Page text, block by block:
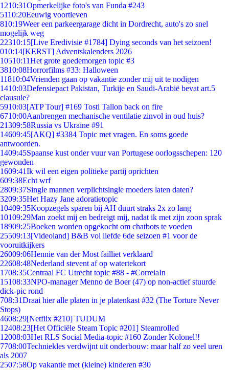
1210:31Opmerkelijke foto's van Funda #243
5110:20Eeuwig voortleven
810:19Weer een parkeergarage dicht in Dordrecht, auto's zo snel
mogelijk weg
22310:15[Live Eredivisie #1784] Dying seconds van het seizoen!
010:14[KERST] Adventskalenders 2026
10510:11Het grote goedemorgen topic #3
3810:08Horrorfilms #33: Halloween
11810:04Vrienden gaan op vakantie zonder mij uit te nodigen
1410:03Defensiepact Pakistan, Turkije en Saudi-Arabië bevat art.5
clausule?
5910:03[ATP Tour] #169 Tosti Tallon back on fire
6710:00Aanbrengen mechanische ventilatie zinvol in oud huis?
21309:58Russia vs Ukraine #91
14609:45[AKQ] #3384 Topic met vragen. En soms goede
antwoorden.
1409:45Spaanse kust onder vuur van Portugese oorlogsschepen: 120
gewonden
1609:41Ik wil een eigen politieke partij oprichten
609:38Echt wrf
2809:37Single mannen verplichtsingle moeders laten daten?
3209:35Het Hazy Jane adoratietopic
10409:35Koopzegels sparen bij AH duurt straks 2x zo lang
10109:29Man zoekt mij en bedreigt mij, nadat ik met zijn zoon sprak
18909:25Boeken worden opgekocht om chatbots te voeden
25509:13[Videoland] B&B vol liefde 6de seizoen #1 voor de
vooruitkijkers
26009:06Hennie van der Most failliet verklaard
22608:48Nederland stevent af op watertekort
1708:35Centraal FC Utrecht topic #88 - #CorreiaIn
15108:33NPO-manager Menno de Boer (47) op non-actief stuurde
dick-pic rond
708:31Draai hier alle platen in je platenkast #32 (The Torture Never
Stops)
4608:29[Netflix #210] TUDUM
12408:23[Het Officiële Steam Topic #201] Steamrolled
12008:03Het RLS Social Media-topic #160 Zonder Kolonel!!
7708:00Techniekles verdwijnt uit onderbouw: maar half zo veel uren
als 2007
2507:58Op vakantie met (kleine) kinderen #30